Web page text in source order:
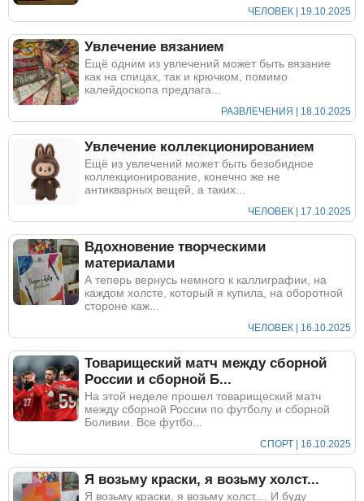
ЧЕЛОВЕК | 19.10.2025
Увлечение вязанием
Ещё одним из увлечений может быть вязание
как на спицах, так и крючком, помимо
калейдоскопа предлага...
РАЗВЛЕЧЕНИЯ | 18.10.2025
Увлечение коллекционированием
Ещё из увлечений может быть безобидное
коллекционирование, конечно же не
антикварных вещей, а таких...
ЧЕЛОВЕК | 17.10.2025
Вдохновение творческими
материалами
А теперь вернусь немного к каллиграфии, на
каждом холсте, который я купила, на оборотной
стороне каж...
ЧЕЛОВЕК | 16.10.2025
Товарищеский матч между сборной
России и сборной Б...
На этой неделе прошел товарищеский матч
между сборной России по футболу и сборной
Боливии. Все футбо...
СПОРТ | 16.10.2025
Я возьму краски, я возьму холст...
Я возьму краски, я возьму холст.... И буду